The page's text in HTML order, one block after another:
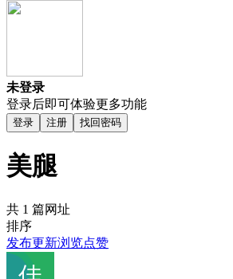
未登录
登录后即可体验更多功能
登录 注册 找回密码
美腿
共 1 篇网址
排序
发布更新浏览点赞